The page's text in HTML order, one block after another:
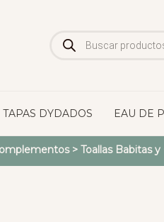
de
productos
TAPAS DYDADOS EAU DE
> Toallas Babitas